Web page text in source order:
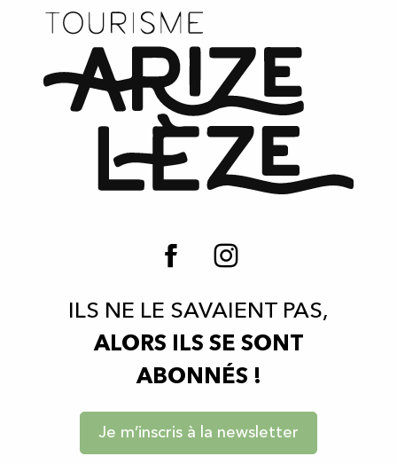
ILS NE LE SAVAIENT PAS,
ALORS ILS SE SONT
ABONNÉS !
Je m’inscris à la newsletter